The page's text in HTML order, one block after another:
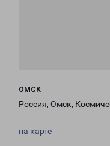
ОМСК
Россия, Омск,
на карте